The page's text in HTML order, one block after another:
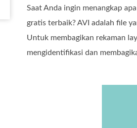
Saat Anda ingin menangkap
gratis terbaik? AVI adalah file
Untuk membagikan rekaman
mengidentifikasi dan